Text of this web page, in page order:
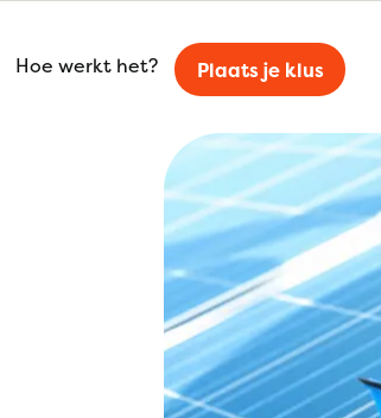
Hoe werkt het? Plaats je klus